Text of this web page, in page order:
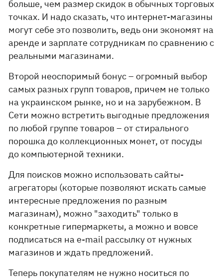
больше, чем размер скидок в обычных торговых
точках. И надо сказать, что интернет-магазины
могут себе это позволить, ведь они экономят на
аренде и зарплате сотрудникам по сравнению с
реальными магазинами.
Второй неоспоримый бонус – огромный выбор
самых разных групп товаров, причем не только
на украинском рынке, но и на зарубежном. В
Сети можно встретить выгодные предложения
по любой группе товаров – от стирального
порошка до коллекционных монет, от посуды
до компьютерной техники.
Для поисков можно использовать сайты-
агрегаторы (которые позволяют искать самые
интересные предложения по разным
магазинам), можно "заходить" только в
конкретные гипермаркеты, а можно и вовсе
подписаться на e-mail рассылку от нужных
магазинов и ждать предложений.
Теперь покупателям не нужно носиться по